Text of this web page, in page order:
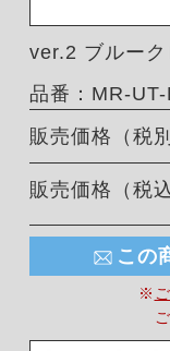
ver.2 ブルー
品番：MR-
販売価格（税別
販売価格（税込
この
※